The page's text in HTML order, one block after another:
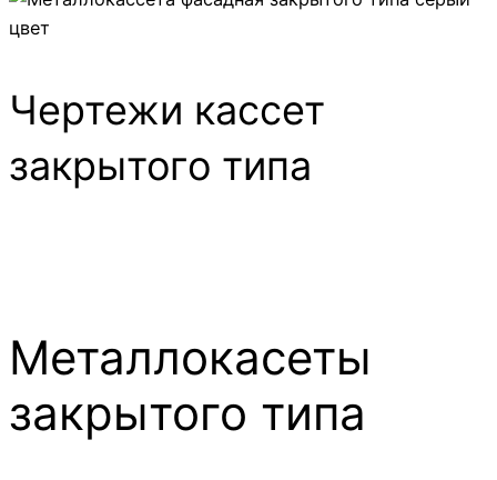
Чертежи кассет
закрытого типа
Металлокасеты
закрытого типа